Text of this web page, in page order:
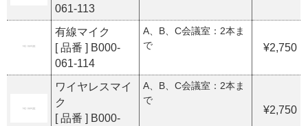
061-113
有線マイク
[ 品番 ] B000-
061-114
A、B、C会議室：2本ま
で
¥2,750
ワイヤレスマイ
ク
[ 品番 ] B000-
A、B、C会議室：2本ま
で
¥2,750